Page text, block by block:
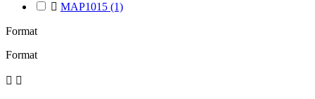
 MAP1015 (1)
Format
Format
 